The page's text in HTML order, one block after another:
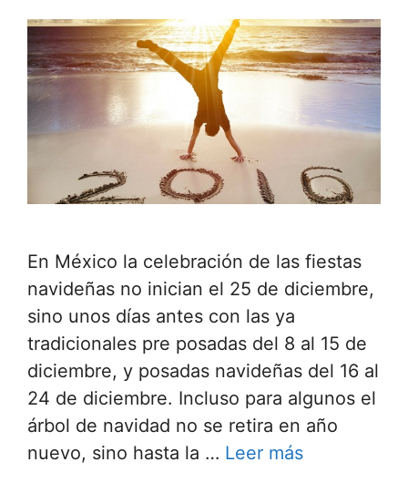
En México la celebración de las fiestas
navideñas no inician el 25 de diciembre,
sino unos días antes con las ya
tradicionales pre posadas del 8 al 15 de
diciembre, y posadas navideñas del 16 al
24 de diciembre. Incluso para algunos el
árbol de navidad no se retira en año
nuevo, sino hasta la … Leer más